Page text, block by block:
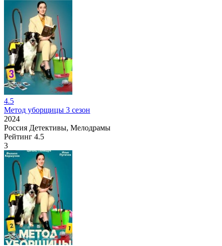
4.5
Метод уборщицы 3 сезон
2024
Россия Детективы, Мелодрамы
Рейтинг 4.5
3